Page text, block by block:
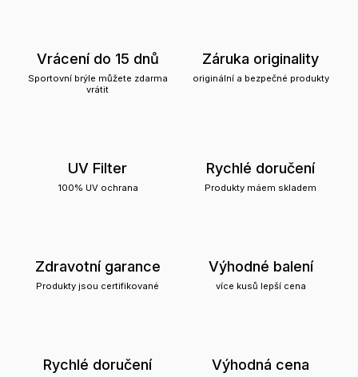
Vrácení do 15 dnů
Sportovní brýle můžete zdarma
vrátit
Záruka originality
originální a bezpečné produkty
UV Filter
100% UV ochrana
Rychlé doručení
Produkty máem skladem
Zdravotní garance
Produkty jsou certifikované
Výhodné balení
více kusů lepší cena
Rychlé doručení Výhodná cena